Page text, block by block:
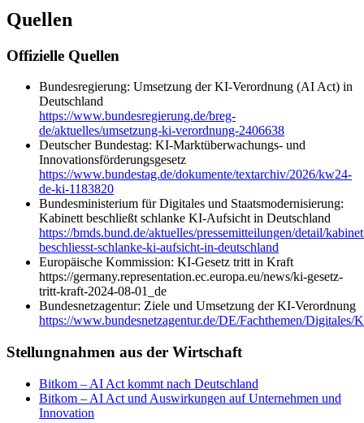
Quellen
Offizielle Quellen
Bundesregierung: Umsetzung der KI-Verordnung (AI Act) in
Deutschland
https://www.bundesregierung.de/breg-
de/aktuelles/umsetzung-ki-verordnung-2406638
Deutscher Bundestag: KI-Marktüberwachungs- und
Innovationsförderungsgesetz
https://www.bundestag.de/dokumente/textarchiv/2026/kw24-
de-ki-1183820
Bundesministerium für Digitales und Staatsmodernisierung:
Kabinett beschließt schlanke KI-Aufsicht in Deutschland
https://bmds.bund.de/aktuelles/pressemitteilungen/detail/
beschliesst-schlanke-ki-aufsicht-in-deutschland
Europäische Kommission: KI-Gesetz tritt in Kraft
https://germany.representation.ec.europa.eu/news/ki-gesetz-
tritt-kraft-2024-08-01_de
Bundesnetzagentur: Ziele und Umsetzung der KI-Verordnung
https://www.bundesnetzagentur.de/DE/Fachthemen/
Stellungnahmen aus der Wirtschaft
Bitkom – AI Act kommt nach Deutschland
Bitkom – AI Act und Auswirkungen auf Unternehmen und
Innovation